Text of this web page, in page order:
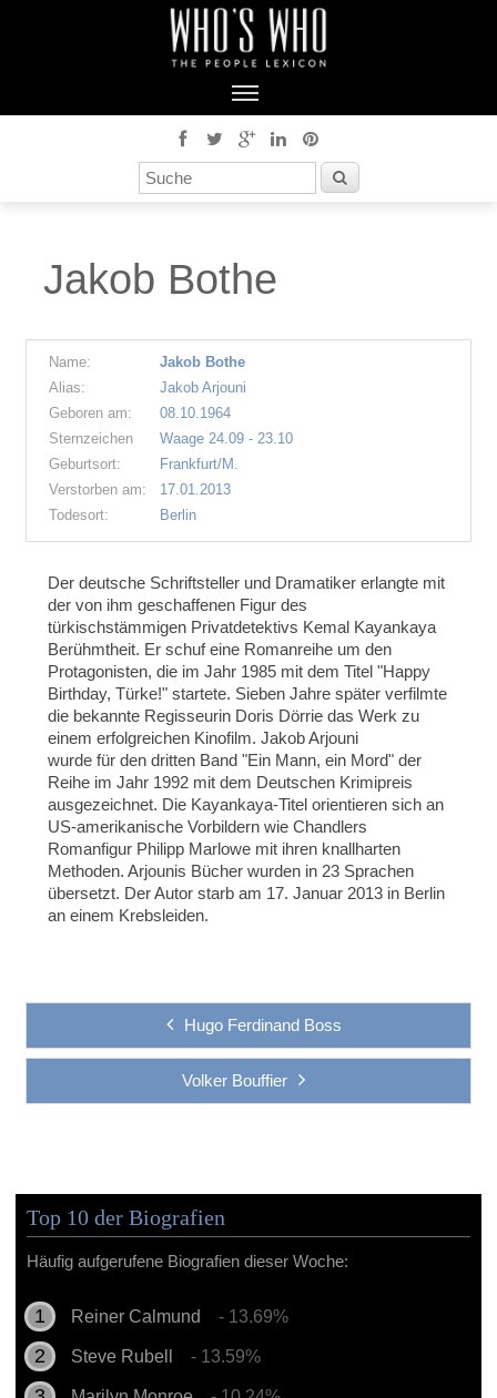
Jakob Bothe
Name:
Jakob Bothe
Alias:
Jakob Arjouni
Geboren am:
08.10.1964
Sternzeichen
Waage 24.09 - 23.10
Geburtsort:
Frankfurt/M.
Verstorben am:
17.01.2013
Todesort:
Berlin
Der deutsche Schriftsteller und Dramatiker erlangte mit
der von ihm geschaffenen Figur des
türkischstämmigen Privatdetektivs Kemal Kayankaya
Berühmtheit. Er schuf eine Romanreihe um den
Protagonisten, die im Jahr 1985 mit dem Titel "Happy
Birthday, Türke!" startete. Sieben Jahre später verfilmte
die bekannte Regisseurin Doris Dörrie das Werk zu
einem erfolgreichen Kinofilm. Jakob Arjouni
wurde für den dritten Band "Ein Mann, ein Mord" der
Reihe im Jahr 1992 mit dem Deutschen Krimipreis
ausgezeichnet. Die Kayankaya-Titel orientieren sich an
US-amerikanische Vorbildern wie Chandlers
Romanfigur Philipp Marlowe mit ihren knallharten
Methoden. Arjounis Bücher wurden in 23 Sprachen
übersetzt. Der Autor starb am 17. Januar 2013 in Berlin
an einem Krebsleiden.
Hugo Ferdinand Boss
Volker Bouffier
Top 10 der Biografien
Häufig aufgerufene Biografien dieser Woche:
Reiner Calmund - 13.69%
Steve Rubell - 13.59%